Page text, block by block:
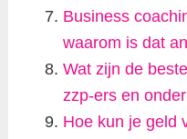
Business
waarom is dat
Wat zijn de
zzp-ers en
Hoe kun je geld